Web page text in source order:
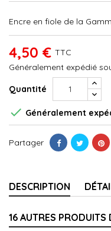
Encre en fiole de la
4,50 € TTC
Généralement expédié
Quantité
 Généralement
Partager
DESCRIPTION
16 AUTRES PRODUITS